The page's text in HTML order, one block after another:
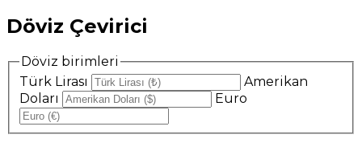
Döviz Çevirici
Döviz birimleri
Türk Lirası
Amerikan
Doları
Euro